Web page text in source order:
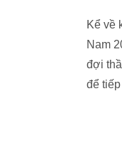
Kể về
Nam
đợi
để